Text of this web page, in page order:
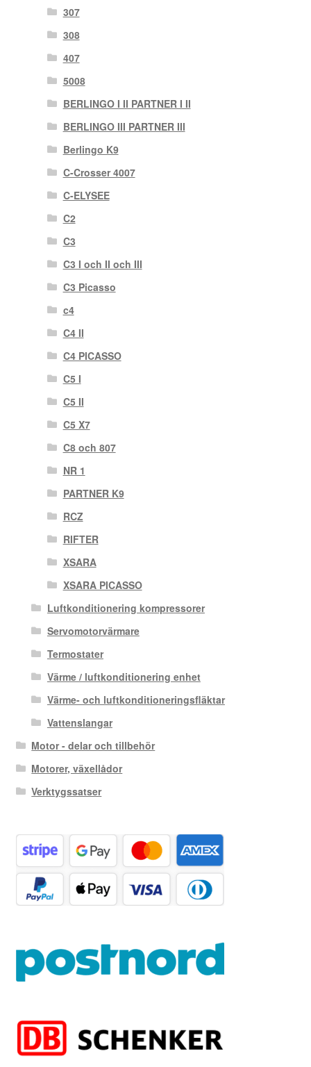
307
308
407
5008
BERLINGO I II PARTNER I II
BERLINGO III PARTNER III
Berlingo K9
C-Crosser 4007
C-ELYSEE
C2
C3
C3 I och II och III
C3 Picasso
c4
C4 II
C4 PICASSO
C5 I
C5 II
C5 X7
C8 och 807
NR 1
PARTNER K9
RCZ
RIFTER
XSARA
XSARA PICASSO
Luftkonditionering kompressorer
Servomotorvärmare
Termostater
Värme / luftkonditionering enhet
Värme- och luftkonditioneringsfläktar
Vattenslangar
Motor - delar och tillbehör
Motorer, växellådor
Verktygssatser